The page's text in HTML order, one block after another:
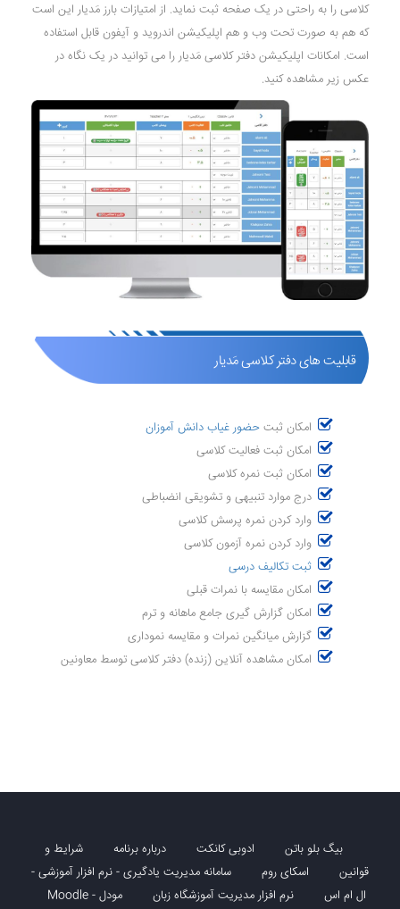
کلاسی را به راحتی در یک صفحه ثبت نماید. از امتیازات بارز مَدیار این است
که هم به صورت تحت وب و هم اپلیکیشن اندروید و آیفون قابل استفاده
است. امکانات اپلیکیشن دفتر کلاسی مَدیار را می توانید در یک نگاه در
عکس زیر مشاهده کنید.
قابلیت های دفتر کلاسی مَدیار
امکان ثبت حضور غیاب دانش آموزان
امکان ثبت فعالیت کلاسی
امکان ثبت نمره کلاسی
درج موارد تنبیهی و تشویقی انضباطی
وارد کردن نمره پرسش کلاسی
وارد کردن نمره آزمون کلاسی
ثبت تکالیف درسی
امکان مقایسه با نمرات قبلی
امکان گزارش گیری جامع ماهانه و ترم
گزارش میانگین نمرات و مقایسه نموداری
امکان مشاهده آنلاین (زنده) دفتر کلاسی توسط معاونین
بیگ بلو باتن ادوبی کانکت درباره برنامه
شرایط و
قوانین
اسکای روم
سامانه مدیریت یادگیری - نرم افزار آموزشی -
ال ام اس
نرم افزار مدیریت آموزشگاه زبان مودل - Moodle